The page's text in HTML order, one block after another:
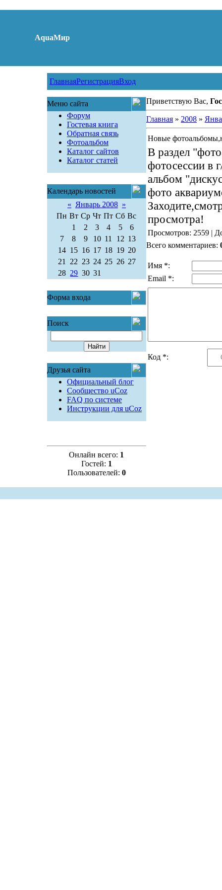
AquaМир
ГлавнаяРегистрацияВход
Меню сайта
Форум
Гостевая книга
Обратная связь
Фотоальбом
Каталог сайтов
Каталог статей
Календарь новостей
« Январь 2008 »
Пн Вт Ср Чт Пт Сб Вс
1
2 3 4 5
6
7
8 9 10 11 12 13
14 15 16 17 18 19 20
21
22 23 24 25 26 27
28 29 30 31
Форма входа
Поиск
Друзья сайта
Официальный блог
Сообщество uCoz
FAQ по системе
Инструкции для uCoz
Онлайн всего: 1
Гостей: 1
Пользователей: 0
Приветствую Вас,
Главная» 2008 »
Новые
В раздел
фотосессии в
альбом
фото
просмотра!
Просмотров: 2559 |
Всего комментариев:
Имя *:
Email *:
Код *: